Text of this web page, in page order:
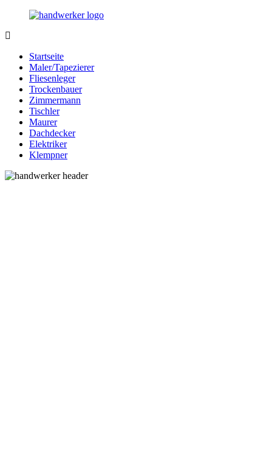
Zurück
Inhalt
Handwerker.de
Ihrer
Nähe
Startseite
Maler/Tapezierer
Fliesenleger
Trockenbauer
Zimmermann
Tischler
Maurer
Dachdecker
Elektriker
Klempner